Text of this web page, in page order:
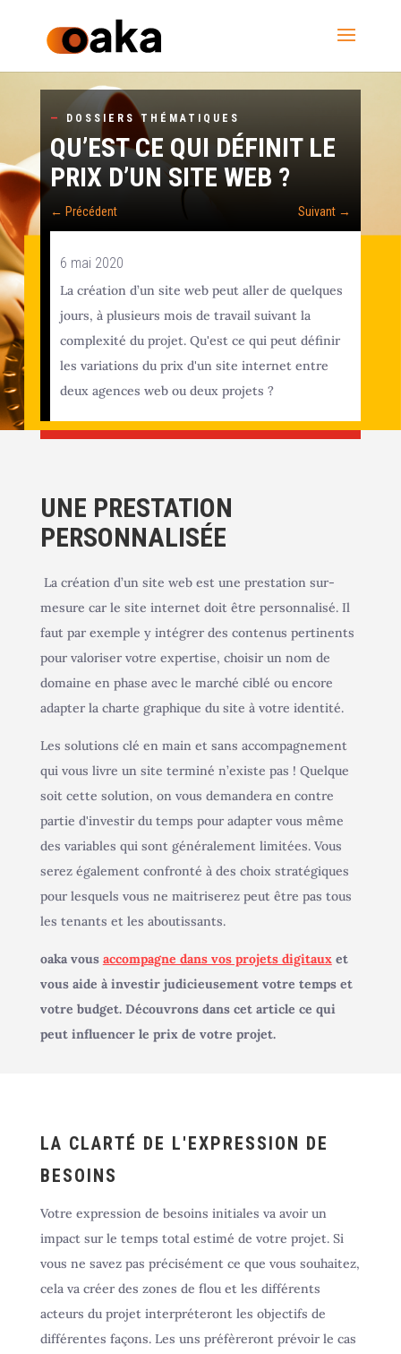
— DOSSIERS THÉMATIQUES
QU’EST CE QUI DÉFINIT LE
PRIX D’UN SITE WEB ?
← Précédent Suivant →
6 mai 2020
La création d’un site web peut aller de quelques
jours, à plusieurs mois de travail suivant la
complexité du projet. Qu'est ce qui peut définir
les variations du prix d'un site internet entre
deux agences web ou deux projets ?
UNE PRESTATION
PERSONNALISÉE
La création d’un site web est une prestation sur-
mesure car le site internet doit être personnalisé. Il
faut par exemple y intégrer des contenus pertinents
pour valoriser votre expertise, choisir un nom de
domaine en phase avec le marché ciblé ou encore
adapter la charte graphique du site à votre identité.
Les solutions clé en main et sans accompagnement
qui vous livre un site terminé n’existe pas ! Quelque
soit cette solution, on vous demandera en contre
partie d'investir du temps pour adapter vous même
des variables qui sont généralement limitées. Vous
serez également confronté à des choix stratégiques
pour lesquels vous ne maitriserez peut être pas tous
les tenants et les aboutissants.
oaka vous accompagne dans vos projets digitauxet
vous aide à investir judicieusement votre temps et
votre budget. Découvrons dans cet article ce qui
peut influencer le prix de votre projet.
LA CLARTÉ DE L'EXPRESSION DE
BESOINS
Votre expression de besoins initiales va avoir un
impact sur le temps total estimé de votre projet. Si
vous ne savez pas précisément ce que vous souhaitez,
cela va créer des zones de flou et les différents
acteurs du projet interpréteront les objectifs de
différentes façons. Les uns préfèreront prévoir le cas